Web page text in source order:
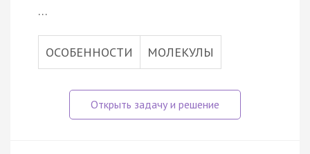
…
ОСОБЕННОСТИ МОЛЕКУЛЫ